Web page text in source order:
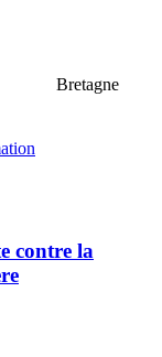
Bretagne
contre la